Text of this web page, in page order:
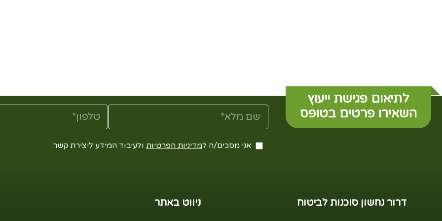
לתיאום פגישת ייעוץ
השאירו פרטים בטופס
אני מסכים/ה למדיניות הפרטיות ולעיבוד המידע ליצירת קשר
דרור נחשון סוכנות לביטוח ניווט באתר